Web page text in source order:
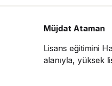
Müjdat Ataman
Lisans eğitimini
alanıyla, yüksek